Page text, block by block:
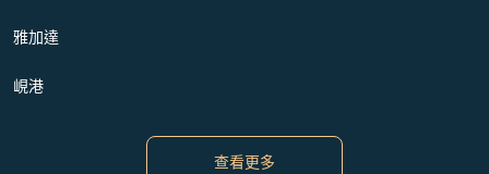
雅加達
峴港
查看更多